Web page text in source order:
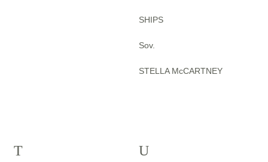
SHIPS
Sov.
STELLA McCARTNEY
T U